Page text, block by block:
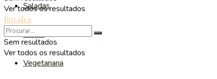
Saladas
Sopas
Vegetariana
Ver todos os resultados
Ruralea
Sem resultados
Ver todos os resultados